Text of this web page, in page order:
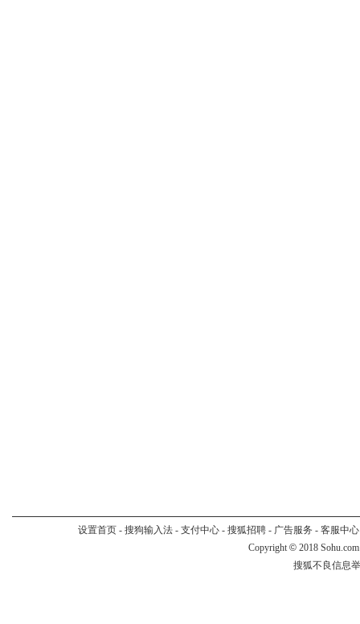
设置首页- 搜狗输入法- 支付中心- 搜狐招聘- 广告服务 - 客服中心
Copyright © 2018
搜狐不良信息